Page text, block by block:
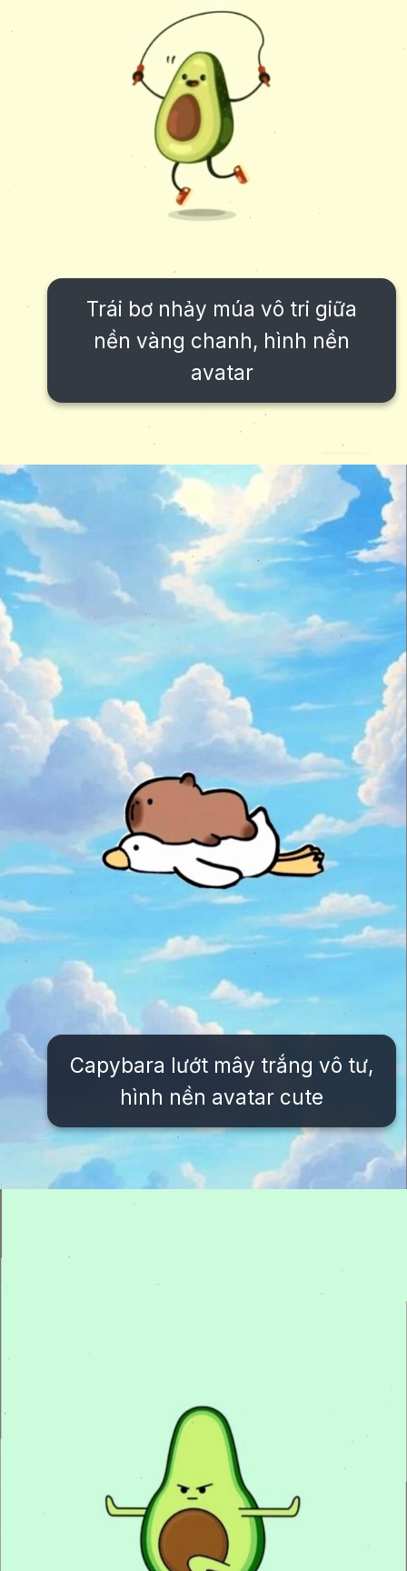
Trái bơ nhảy múa vô tri giữa
nền vàng chanh, hình nền
avatar
https://issiloo.edu.vn/hinh-nen-avatar-cute
Capybara lướt mây trắng vô tư,
hình nền avatar cute